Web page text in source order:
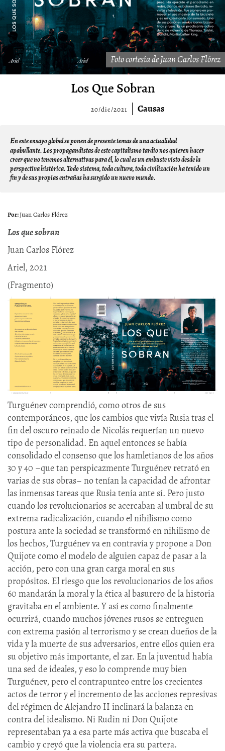
Foto cortesía de Juan Carlos Flórez
Los Que Sobran
20/dic/2021 Causas
En este ensayo global se ponen de presente temas de una actualidad
apabullante. Los propagandistas de este capitalismo tardío nos quieren hacer
creer que no tenemos alternativas para él, lo cual es un embuste visto desde la
perspectiva histórica. Todo sistema, toda cultura, toda civilización ha tenido un
fin y de sus propias entrañas ha surgido un nuevo mundo.
Juan Carlos Flórez
Los que sobran
Juan Carlos Flórez
Ariel, 2021
(Fragmento)
Turguénev comprendió, como otros de sus
contemporáneos, que los cambios que vivía Rusia tras el
fin del oscuro reinado de Nicolás requerían un nuevo
tipo de personalidad. En aquel entonces se había
consolidado el consenso que los hamletianos de los años
30 y 40 –que tan perspicazmente Turguénev retrató en
varias de sus obras– no tenían la capacidad de afrontar
las inmensas tareas que Rusia tenía ante sí. Pero justo
cuando los revolucionarios se acercaban al umbral de su
extrema radicalización, cuando el nihilismo como
postura ante la sociedad se transformó en nihilismo de
los hechos, Turguénev va en contravía y propone a Don
Quijote como el modelo de alguien capaz de pasar a la
acción, pero con una gran carga moral en sus
propósitos. El riesgo que los revolucionarios de los años
60 mandarán la moral y la ética al basurero de la historia
gravitaba en el ambiente. Y así es como finalmente
ocurrirá, cuando muchos jóvenes rusos se entreguen
con extrema pasión al terrorismo y se crean dueños de la
vida y la muerte de sus adversarios, entre ellos quien era
su objetivo más importante, el zar. En la juventud había
una sed de ideales, y eso lo comprende muy bien
Turguénev, pero el contrapunteo entre los crecientes
actos de terror y el incremento de las acciones represivas
del régimen de Alejandro II inclinará la balanza en
contra del idealismo. Ni Rudin ni Don Quijote
representaban ya a esa parte más activa que buscaba el
cambio y creyó que la violencia era su partera.